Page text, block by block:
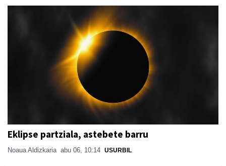
Eklipse partziala, astebete barru
Noaua Aldizkaria abu 06, 10:14 USURBIL